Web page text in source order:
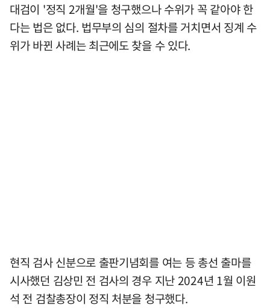
대검이 '정직 2개월'을 청구했으나 수위가 꼭 같아야 한
다는 법은 없다. 법무부의 심의 절차를 거치면서 징계 수
위가 바뀐 사례는 최근에도 찾을 수 있다.
현직 검사 신분으로 출판기념회를 여는 등 총선 출마를
시사했던 김상민 전 검사의 경우 지난 2024년 1월 이원
석 전 검찰총장이 정직 처분을 청구했다.